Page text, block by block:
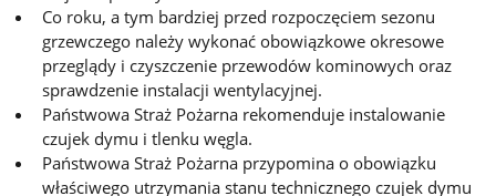
Co roku, a tym bardziej przed rozpoczęciem sezonu
grzewczego należy wykonać obowiązkowe okresowe
przeglądy i czyszczenie przewodów kominowych oraz
sprawdzenie instalacji wentylacyjnej.
Państwowa Straż Pożarna rekomenduje instalowanie
czujek dymu i tlenku węgla.
Państwowa Straż Pożarna przypomina o obowiązku
właściwego utrzymania stanu technicznego czujek dymu